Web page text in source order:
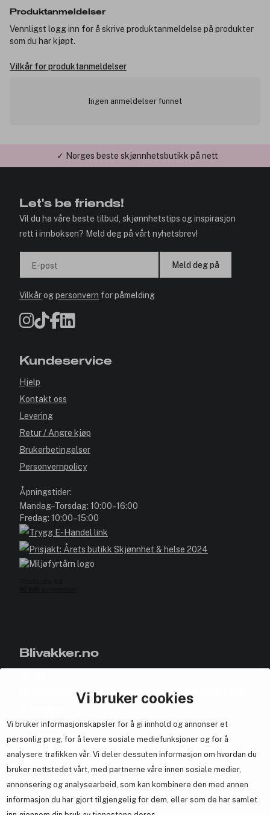
Vi bruker cookies
Vi bruker informasjonskapsler for å gi innhold og annonser et
personlig preg, for å levere sosiale mediefunksjoner og for å
analysere trafikken vår. Vi deler dessuten informasjon om hvordan du
bruker nettstedet vårt, med partnerne våre innen sosiale medier,
annonsering og analysearbeid, som kan kombinere den med annen
informasjon du har gjort tilgjengelig for dem, eller som de har samlet
Produktanmeldelser
Vennligst logg inn for å skrive produktanmeldelse på produkter
som du har kjøpt.
Vilkår for produktanmeldelser
Ingen anmeldelser funnet
✓ Norges beste skjønnhetsbutikk på nett
Let's be friends!
Vil du ha våre beste tilbud, skjønnhetstips og inspirasjon
rett i innboksen? Meld deg på vårt nyhetsbrev!
E-post Meld deg på
Vilkårogpersonvern for påmelding
Kundeservice
Hjelp
Kontakt oss
Levering
Retur / Angre kjøp
Brukerbetingelser
Personvernpolicy
Åpningstider:
Mandag–Torsdag: 10:00–16:00
Fredag: 10:00–15:00
Blivakker.no
Bli medlem helt gratis - få poeng og eksklusive rabattkoder.
Samarbeid med oss
En del avBrandsdal Group AS